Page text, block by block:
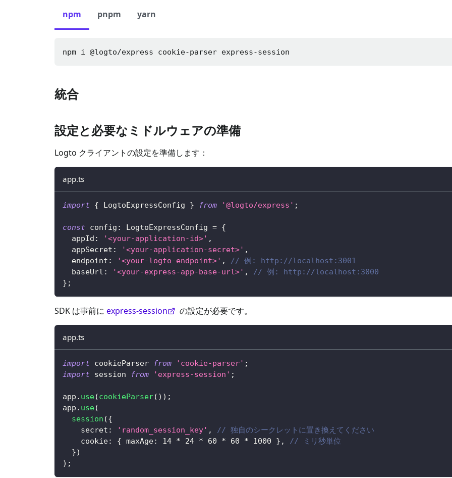
npm pnpm yarn
npm i @logto/express cookie-parser express-session
統合
設定と必要なミドルウェアの準備
Logto クライアントの設定を準備します：
app.ts
import { LogtoExpressConfig } from '@logto/express' ;
const config : LogtoExpressConfig = {
  appId
: '<your-application-id>' ,
  appSecret
: '<your-application-secret>' ,
  endpoint
: '<your-logto-endpoint>' ,
// 例: http://localhost:3001
  baseUrl
: '<your-express-app-base-url>' ,
// 例: http://localhost:3000
} ;
SDK は事前に express-session の設定が必要です。
app.ts
import cookieParser from 'cookie-parser' ;
import session from 'express-session' ;
app . use(cookieParser( ) ) ;
app . use(
session ({
    secret
: 'random_session_key' ,
// 独自のシークレットに置き換えてください
    cookie
: { maxAge: 14 * 24 * 60 * 60 * 1000 } ,
// ミリ秒単位
})
) ;